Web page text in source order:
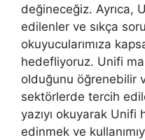
değineceğiz. Ayrıca,
edilenler ve sıkça
okuyucularımıza
hedefliyoruz. Unifi
olduğunu öğrenebilir
sektörlerde tercih
yazıyı okuyarak Unifi
edinmek ve